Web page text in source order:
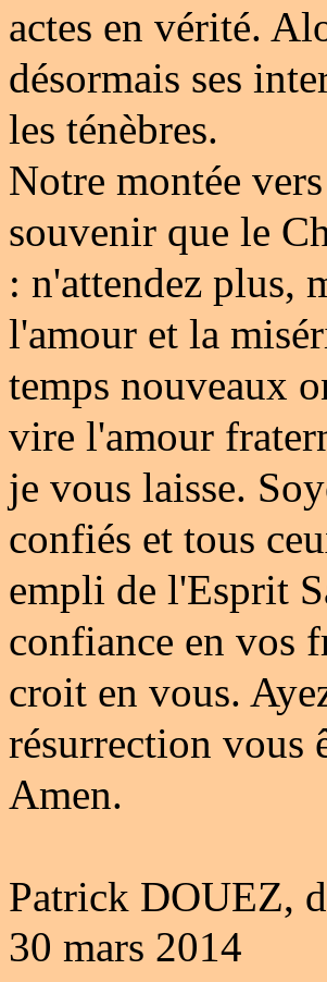
actes en vérité.
désormais ses
les ténèbres.
Notre montée
souvenir que le
: n'attendez plus,
l'amour et la
temps nouveaux
vire l'amour
je vous laisse.
confiés et tous
empli de l'Esprit
confiance en vos
croit en vous.
résurrection vous
Amen.
Patrick DOUEZ,
30 mars 2014